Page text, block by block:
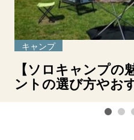
キャンプ
【ソロキャンプの
ントの選び方やお